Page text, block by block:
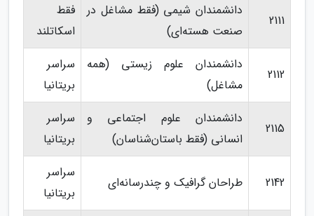
2111
دانشمندان شیمی (فقط مشاغل در
صنعت هسته‌ای)
فقط
اسکاتلند
2112
دانشمندان علوم زیستی (همه
مشاغل)
سراسر
بریتانیا
2115
دانشمندان علوم اجتماعی و
انسانی (فقط باستان‌شناسان)
سراسر
بریتانیا
2142 طراحان گرافیک و چندرسانه‌ای
سراسر
بریتانیا